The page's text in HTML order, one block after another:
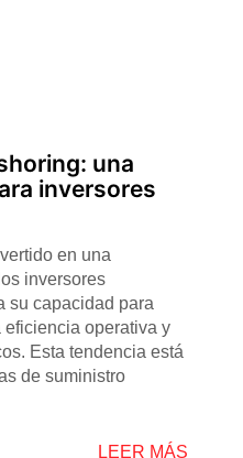
una
inversores
en una
inversores
su capacidad para
eficiencia operativa y
Esta tendencia está
de suministro
LEER MÁS